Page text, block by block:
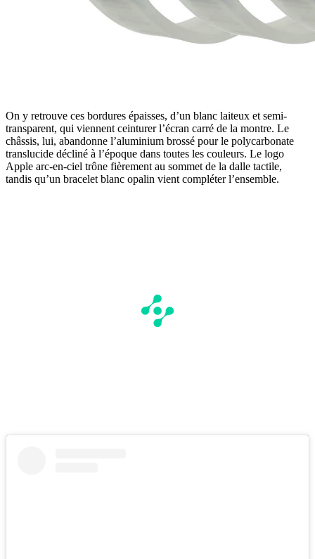
On y retrouve ces bordures épaisses, d’un blanc laiteux et semi-
transparent, qui viennent ceinturer l’écran carré de la montre. Le
châssis, lui, abandonne l’aluminium brossé pour le polycarbonate
translucide décliné à l’époque dans toutes les couleurs. Le logo
Apple arc-en-ciel trône fièrement au sommet de la dalle tactile,
tandis qu’un bracelet blanc opalin vient compléter l’ensemble.